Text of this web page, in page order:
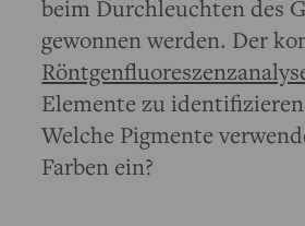
beim Durchleuchten des
gewonnen werden. Der
Elemente zu
Welche Pigmente
Farben ein?